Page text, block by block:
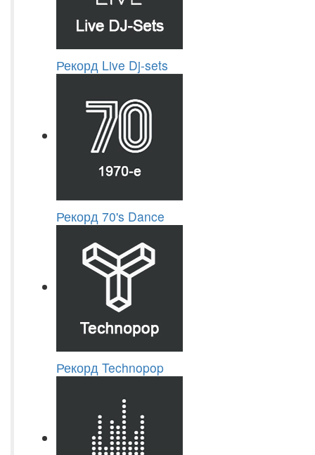
Рекорд Live Dj-sets
Рекорд 70's Dance
Рекорд Technopop